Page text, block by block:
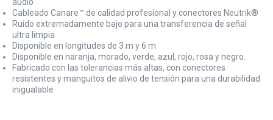
Cableado Canare™ de calidad profesional y conectores Neutrik®
Ruido extremadamente bajo para una transferencia de señal
ultra limpia
Disponible en longitudes de 3 m y 6 m
Disponible en naranja, morado, verde, azul, rojo, rosa y negro.
Fabricado con las tolerancias más altas, con conectores
resistentes y manguitos de alivio de tensión para una durabilidad
inigualable